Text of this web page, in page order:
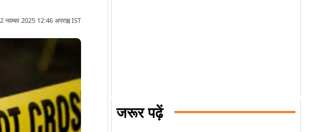
नवम्बर 2025 12:46 अपराह्न IST
जरूर पढ़ें